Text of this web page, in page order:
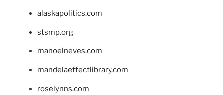
alaskapolitics.com
stsmp.org
manoelneves.com
mandelaeffectlibrary.com
roselynns.com